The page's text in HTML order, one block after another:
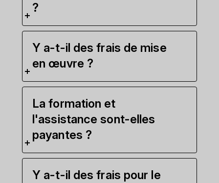
?
Y a-t-il des frais de mise
en œuvre ?
La formation et
l'assistance sont-elles
payantes ?
Y a-t-il des frais pour le